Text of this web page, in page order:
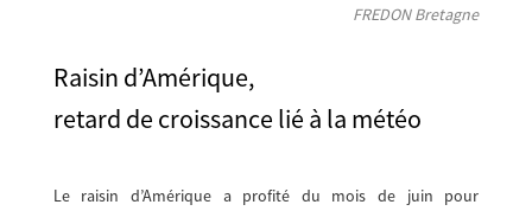
FREDON Bretagne
Raisin d’Amérique,
retard de croissance lié à la météo
Le raisin d’Amérique a profité du mois de juin pour